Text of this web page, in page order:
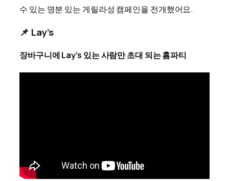
수 있는 명분 있는 게릴라성 캠페인을 전개했어요.
📌 Lay’s
장바구니에 Lay’s 있는 사람만 초대 되는 홈파티